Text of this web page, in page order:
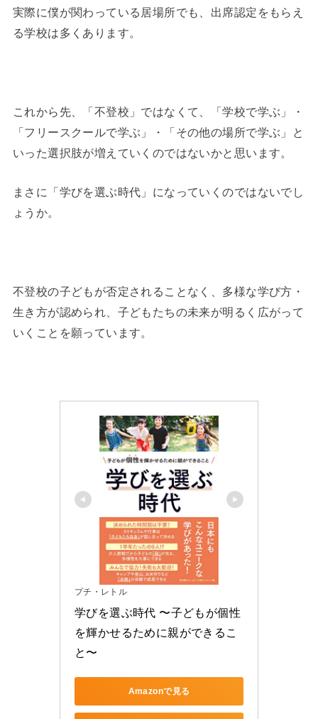
実際に僕が関わっている居場所でも、出席認定をもらえ
る学校は多くあります。
これから先、「不登校」ではなくて、「学校で学ぶ」・
「フリースクールで学ぶ」・「その他の場所で学ぶ」と
いった選択肢が増えていくのではないかと思います。
まさに「学びを選ぶ時代」になっていくのではないでし
ょうか。
不登校の子どもが否定されることなく、多様な学び方・
生き方が認められ、子どもたちの未来が明るく広がって
いくことを願っています。
プチ・レトル
学びを選ぶ時代 〜子どもが個性
を輝かせるために親ができるこ
と〜
Amazonで見る